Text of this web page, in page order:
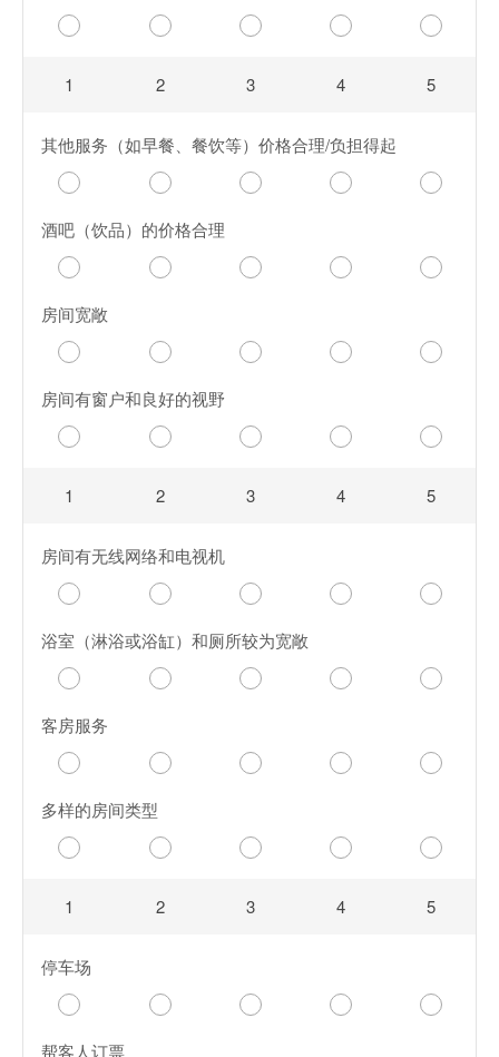
1 2 3 4 5
其他服务（如早餐、餐饮等）价格合理/负担得起
酒吧（饮品）的价格合理
房间宽敞
房间有窗户和良好的视野
1 2 3 4 5
房间有无线网络和电视机
浴室（淋浴或浴缸）和厕所较为宽敞
客房服务
多样的房间类型
1 2 3 4 5
停车场
帮客人订票